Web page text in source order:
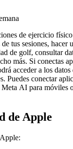
de ejercicio
tus sesiones, hacer
de golf, consultar
más. Si conectas
acceder a los
Puedes conectar
AI para móviles
de Apple